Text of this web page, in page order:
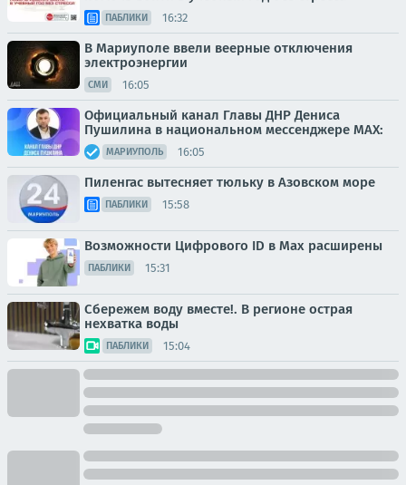
ПАБЛИКИ 16:32
В Мариуполе ввели веерные отключения
электроэнергии
СМИ 16:05
Официальный канал Главы ДНР Дениса
Пушилина в национальном мессенджере MAX:
МАРИУПОЛЬ 16:05
Пиленгас вытесняет тюльку в Азовском море
ПАБЛИКИ 15:58
Возможности Цифрового ID в Мах расширены
ПАБЛИКИ 15:31
Сбережем воду вместе!. В регионе острая
нехватка воды
ПАБЛИКИ 15:04